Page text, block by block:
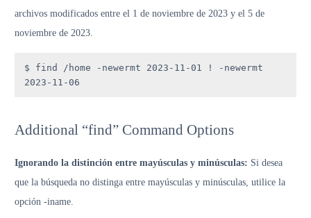
archivos modificados entre el 1 de noviembre de 2023 y el 5 de
noviembre de 2023.
$ find /home -newermt 2023-11-01 ! -newermt
2023-11-06
Additional “find” Command Options
Ignorando la distinción entre mayúsculas y minúsculas: Si desea
que la búsqueda no distinga entre mayúsculas y minúsculas, utilice la
opción -iname.